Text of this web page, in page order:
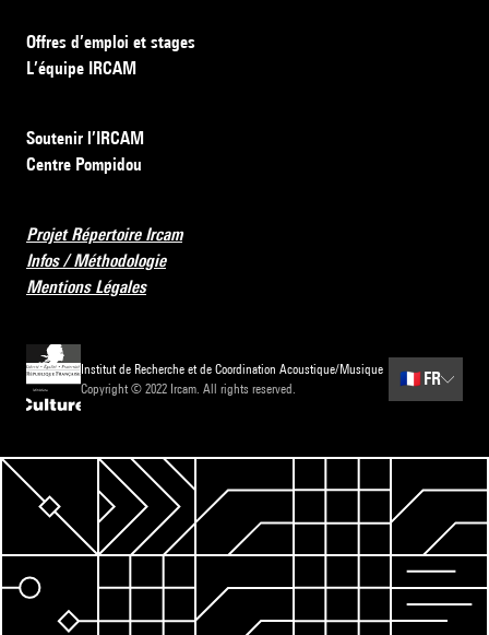
Offres d’emploi et stages
L’équipe IRCAM
Soutenir l’IRCAM
Centre Pompidou
Projet Répertoire Ircam
Infos / Méthodologie
Mentions Légales
Institut de Recherche et de Coordination Acoustique/Musique
Copyright © 2022 Ircam. All rights reserved.
🇫🇷 FR